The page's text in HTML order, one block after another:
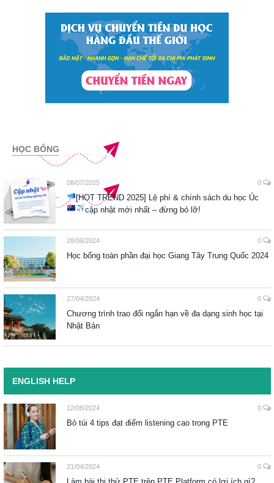
HỌC BỔNG
08/07/2025 0
[HOT TREND 2025] Lệ phí & chính sách du học Úc
cập nhật mới nhất – đừng bỏ lỡ!
28/06/2024 0
Học bổng toàn phần đại học Giang Tây Trung Quốc 2024
27/04/2024 0
Chương trình trao đổi ngắn hạn về đa dạng sinh học tại
Nhật Bản
ENGLISH HELP
12/08/2024 0
Bỏ túi 4 tips đạt điểm listening cao trong PTE
21/04/2024 0